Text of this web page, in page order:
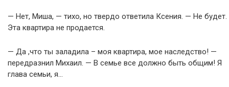
— Нет, Миша, — тихо, но твердо ответила Ксения. — Не будет.
Эта квартира не продается.
— Да ,что ты заладила – моя квартира, мое наследство! —
передразнил Михаил. — В семье все должно быть общим! Я
глава семьи, я…